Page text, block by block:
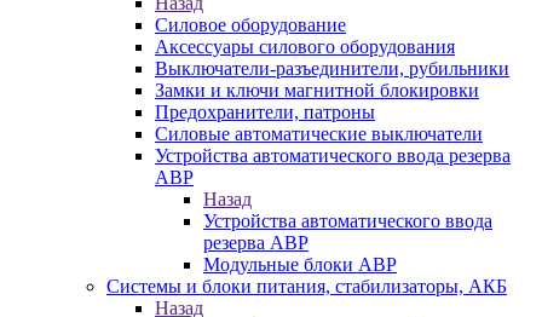
Силовое оборудование
Аксессуары силового оборудования
Выключатели-разъединители, рубильники
Замки и ключи магнитной блокировки
Предохранители, патроны
Силовые автоматические выключатели
Устройства автоматического ввода резерва
АВР
Назад
Устройства автоматического ввода
резерва АВР
Модульные блоки АВР
Системы и блоки питания, стабилизаторы, АКБ
Назад